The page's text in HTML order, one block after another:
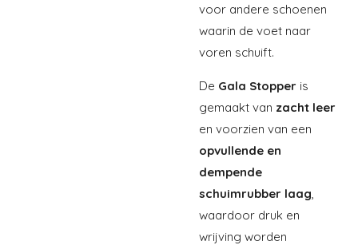
voor andere schoenen
waarin de voet naar
voren schuift.
De Gala Stopper is
gemaakt van zacht leer
en voorzien van een
opvullende en
dempende
schuimrubber laag,
waardoor druk en
wrijving worden